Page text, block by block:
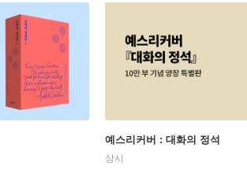
예스리커버 : 대화의 정석
상시